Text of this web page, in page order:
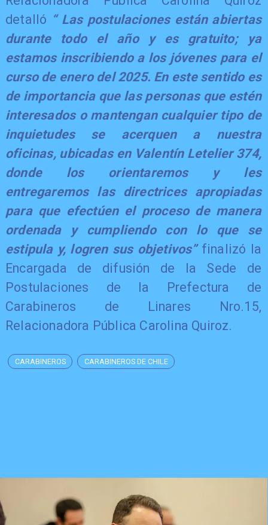
detalló “ Las postulaciones están abiertas
durante todo el año y es gratuito; ya
estamos inscribiendo a los jóvenes para el
curso de enero del 2025. En este sentido es
de importancia que las personas que estén
interesados o mantengan cualquier tipo de
inquietudes se acerquen a nuestra
oficinas, ubicadas en Valentín Letelier 374,
donde los orientaremos y les
entregaremos las directrices apropiadas
para que efectúen el proceso de manera
ordenada y cumpliendo con lo que se
estipula y, logren sus objetivos”finalizó la
Encargada de difusión de la Sede de
Postulaciones de la Prefectura de
Carabineros de Linares Nro.15,
Relacionadora Pública Carolina Quiroz.
CARABINEROS CARABINEROS DE CHILE